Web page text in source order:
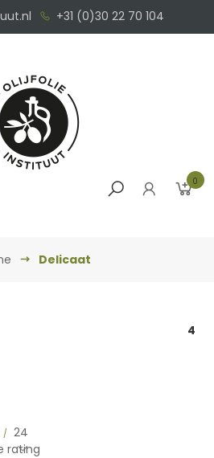
+31 (0)30 22 70 104
0
Delicaat
4
24
rating